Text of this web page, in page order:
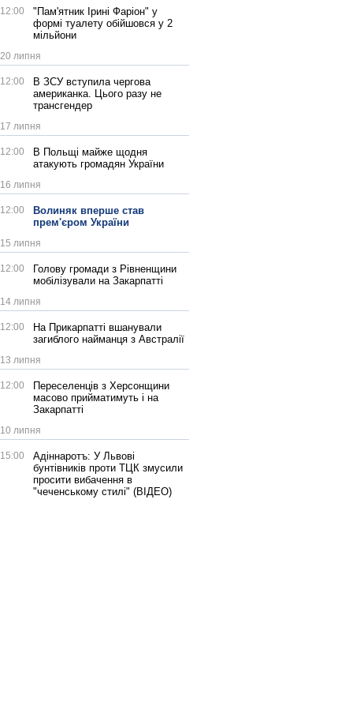
12:00
"Пам'ятник Ірині Фаріон" у
формі туалету обійшовся у 2
мільйони
20 липня
12:00
В ЗСУ вступила чергова
американка. Цього разу не
трансгендер
17 липня
12:00
В Польщі майже щодня
атакують громадян України
16 липня
12:00
Волиняк вперше став
прем'єром України
15 липня
12:00
Голову громади з Рівненщини
мобілізували на Закарпатті
14 липня
12:00
На Прикарпатті вшанували
загиблого найманця з Австралії
13 липня
12:00
Переселенців з Херсонщини
масово прийматимуть і на
Закарпатті
10 липня
15:00
Адіннаротъ: У Львові
бунтівників проти ТЦК змусили
просити вибачення в
"чеченському стилі" (ВІДЕО)